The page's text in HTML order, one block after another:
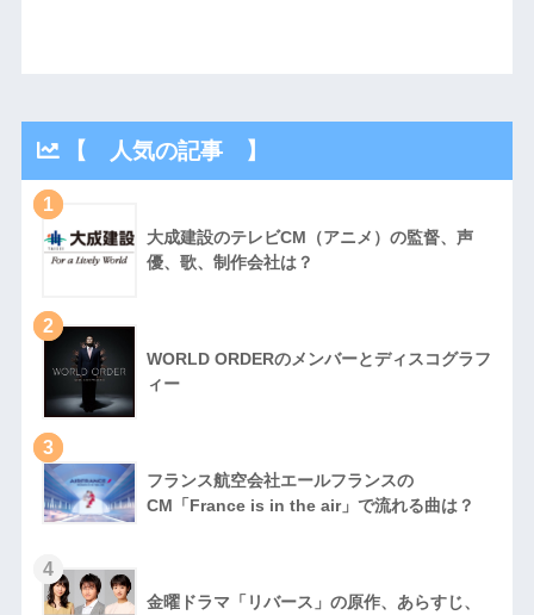
【 人気の記事 】
1
大成建設のテレビCM（アニメ）の監督、声
優、歌、制作会社は？
2
WORLD ORDERのメンバーとディスコグラフ
ィー
3
フランス航空会社エールフランスの
CM「France is in the air」で流れる曲は？
4
金曜ドラマ「リバース」の原作、あらすじ、